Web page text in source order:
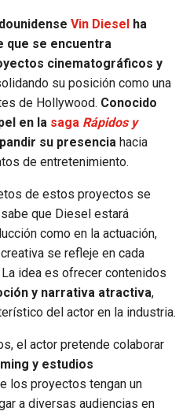
Vin Diesel
ha
que se encuentra
cinematográficos y
su posición como una
de Hollywood. Conocido
en la saga Rápidos y
su presencia hacia
de entretenimiento.
de estos proyectos se
que Diesel estará
como en la actuación,
se refleje en cada
idea es ofrecer contenidos
y narrativa atractiva,
del actor en la industria.
el actor pretende colaborar
y estudios
los proyectos tengan un
a diversas audiencias en